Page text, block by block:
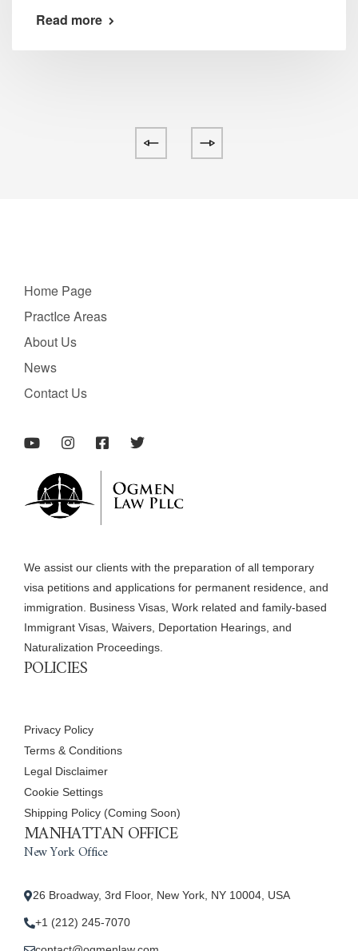
Read more
Home Page
PractIce Areas
About Us
News
Contact Us
We assist our clients with the preparation of all temporary
visa petitions and applications for permanent residence, and
immigration. Business Visas, Work related and family-based
Immigrant Visas, Waivers, Deportation Hearings, and
Naturalization Proceedings.
POLICIES
Privacy Policy
Terms & Conditions
Legal Disclaimer
Cookie Settings
Shipping Policy (Coming Soon)
MANHATTAN OFFICE
New York Office
26 Broadway, 3rd Floor, New York, NY 10004, USA
+1 (212) 245-7070